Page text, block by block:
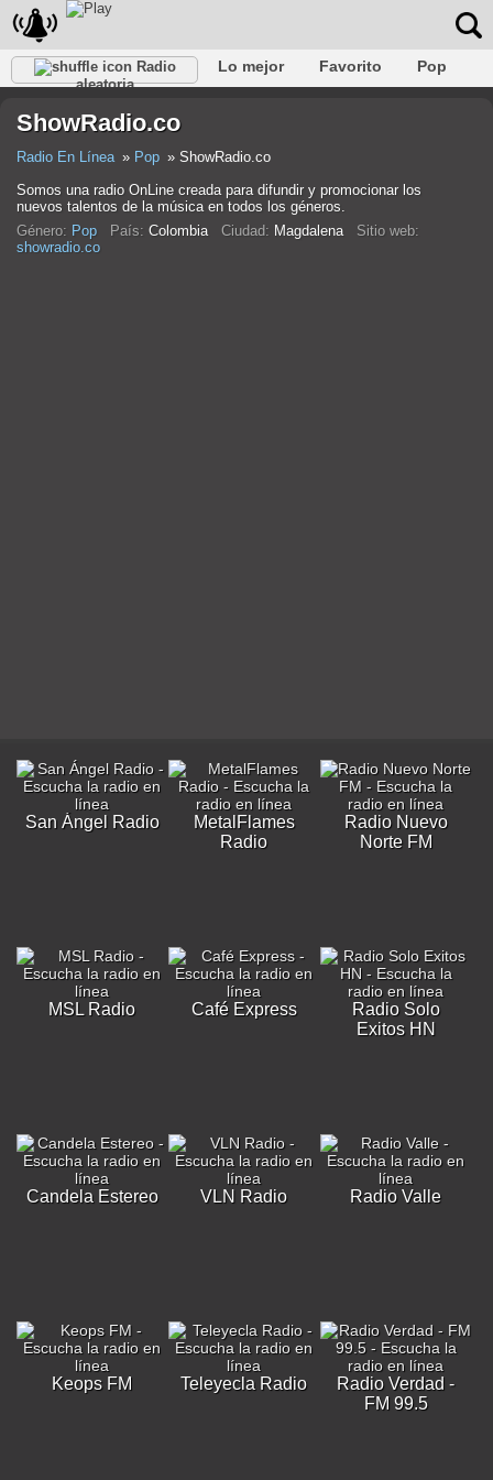
Radio
aleatoria
Lo mejor Favorito
Pop
Rap
Trans Falk
ShowRadio.co
Radio En Línea Pop
ShowRadio.co
Somos una radio OnLine creada para difundir y promocionar los
nuevos talentos de la música en todos los géneros.
Género: Pop País: Colombia Ciudad: Magdalena Sitio web:
showradio.co
San Ángel Radio
MetalFlames
Radio
Radio Nuevo
Norte FM
MSL Radio Café Express
Radio Solo
Exitos HN
Candela Estereo VLN Radio Radio Valle
Keops FM Teleyecla Radio
Radio Verdad -
FM 99.5